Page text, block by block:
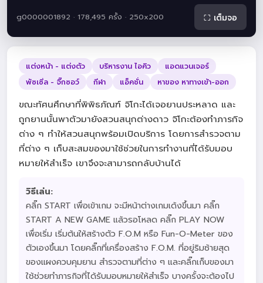
g0000001892 · 178,495 ครั้ง · 250x200 ⛶ เต็มจอ
แต่งหน้า - แต่งตัว บริหารงาน ไอคิว
แอดแวนเจอร์
พัซเซิ่ล - จิ๊กซอว์
กีฬา แอ็คชั่น หาของ หาทางเข้า-ออก
ขณะทัศนศึกษาที่พิพิธภัณฑ์ จิโกะได้เจอยานประหลาด และ
ถูกยานนั้นพาตัวมายังสวนสนุกต่างดาว จิโกะต้องทำภารกิจ
ต่าง ๆ ทำให้สวนสนุกพร้อมเปิดบริการ โดยการสำรวจตาม
ที่ต่าง ๆ เก็บสะสมของมาใช้ช่วยในการทำงานที่ได้รับมอบ
หมายให้สำเร็จ เขาจึงจะสามารถกลับบ้านได้
วิธีเล่น:
คลิ๊ก START เพื่อเข้าเกม จะมีหน้าต่างเกมเด้งขึ้นมา คลิ๊ก
START A NEW GAME แล้วรอโหลด คลิ๊ก PLAY NOW
เพื่อเริ่ม เริ่มต้นให้สร้างตัว F.O.M หรือ Fun-O-Meter ของ
ตัวเองขึ้นมา โดยคลิ๊กที่เครื่องสร้าง F.O.M. ที่อยู่ริมซ้ายสุด
ของแผงควบคุมยาน สำรวจตามที่ต่าง ๆ และคลิ๊กเก็บของมา
ใช้ช่วยทำภารกิจที่ได้รับมอบหมายให้สำเร็จ บางครั้งจะต้องไป